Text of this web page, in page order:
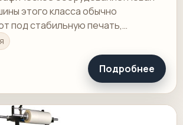
этого класса обычно
под стабильную печать,
и рабочую загрузку в смене.
Подробнее